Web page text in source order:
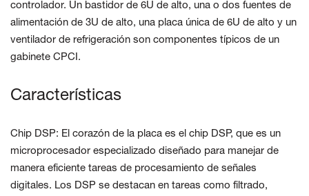
controlador. Un bastidor de 6U de alto, una o dos fuentes de
alimentación de 3U de alto, una placa única de 6U de alto y un
ventilador de refrigeración son componentes típicos de un
gabinete CPCI.
Características
Chip DSP: El corazón de la placa es el chip DSP, que es un
microprocesador especializado diseñado para manejar de
manera eficiente tareas de procesamiento de señales
digitales. Los DSP se destacan en tareas como filtrado,